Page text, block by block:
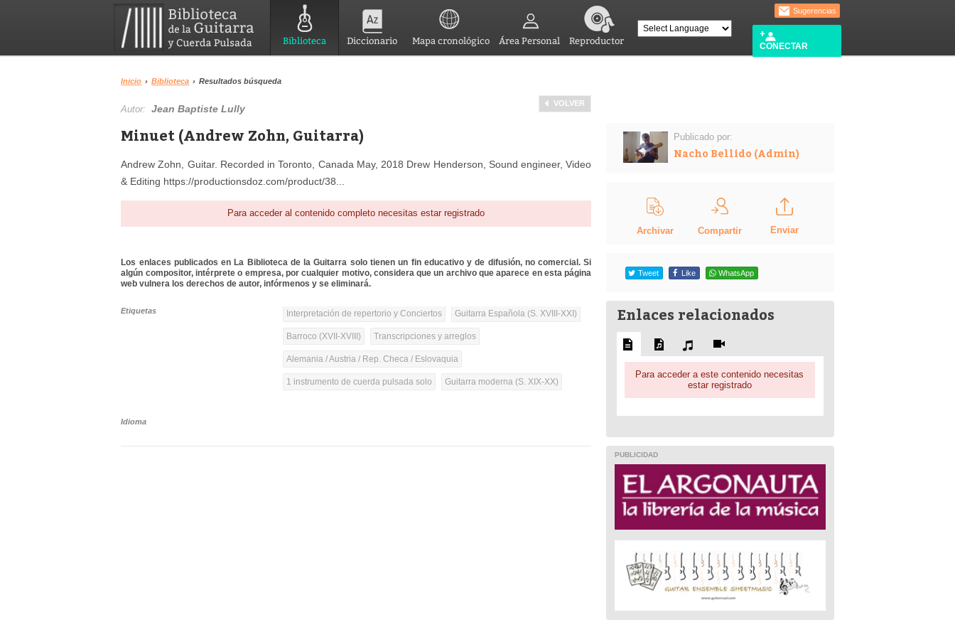
Biblioteca Diccionario Mapa cronológico Área Personal Reproductor
Sugerencias
CONECTAR
Inicio › Biblioteca › Resultados búsqueda
VOLVER
Autor:Jean Baptiste Lully
Minuet (Andrew Zohn, Guitarra)
Andrew Zohn, Guitar. Recorded in Toronto, Canada May, 2018 Drew Henderson, Sound engineer, Video
& Editing https://productionsdoz.com/product/38...
Para acceder al contenido completo necesitas estar registrado
Los enlaces publicados en La Biblioteca de la Guitarra solo tienen un fin educativo y de difusión, no comercial. Si
algún compositor, intérprete o empresa, por cualquier motivo, considera que un archivo que aparece en esta página
web vulnera los derechos de autor, infórmenos y se eliminará.
Etiquetas Interpretación de repertorio y Conciertos Guitarra Española (S. XVIII-XXI)
Barroco (XVII-XVIII) Transcripciones y arreglos
Alemania / Austria / Rep. Checa / Eslovaquia
1 instrumento de cuerda pulsada solo Guitarra moderna (S. XIX-XX)
Idioma
Publicado por:
Nacho Bellido (Admin)
Archivar Compartir Enviar
Tweet Like WhatsApp
Enlaces relacionados
Para acceder a este contenido necesitas
estar registrado
PUBLICIDAD